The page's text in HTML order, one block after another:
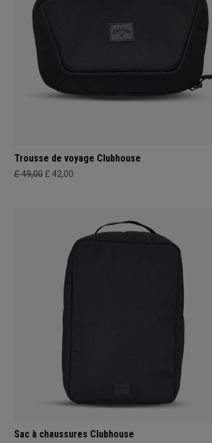
Trousse de voyage Clubhouse
£ 49,00 £ 42,00
Sac à chaussures Clubhouse